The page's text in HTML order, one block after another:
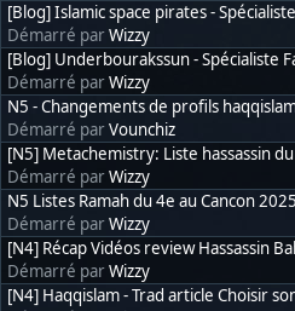
[Blog] Islamic space pirates -
Démarré parWizzy
[Blog] Underbourakssun - Spécialiste
Démarré parWizzy
N5 - Changements de profils
Démarré parVounchiz
[N5] Metachemistry: Liste hassassin
Démarré parWizzy
N5 Listes Ramah du 4e au Cancon 2025
Démarré parWizzy
[N4] Récap Vidéos review Hassassin
Démarré parWizzy
[N4] Haqqislam - Trad article Choisir